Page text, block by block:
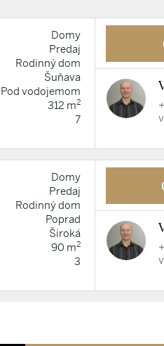
Domy
Predaj
Rodinný dom
Šuňava
Pod vodojemom
312 m2
7
Domy
Predaj
Rodinný dom
Poprad
Široká
90 m2
3